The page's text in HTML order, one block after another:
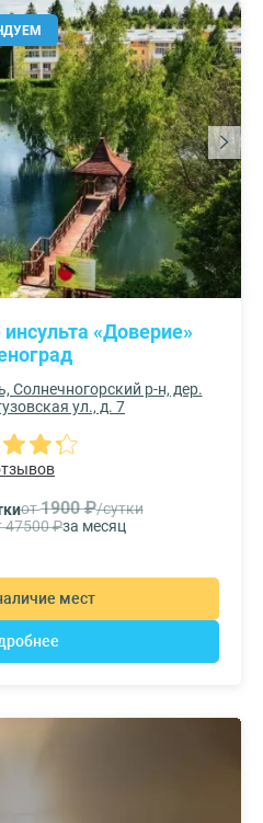
«Доверие»
Солнечногорский р-н, дер.
ул., д. 7
от1900 ₽/сутки
47500 ₽за месяц
мест